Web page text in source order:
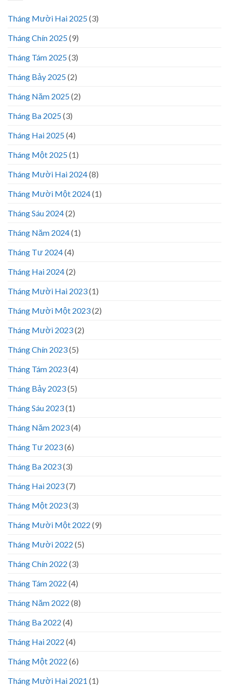
Tháng Mười Hai 2025(3)
Tháng Chín 2025(9)
Tháng Tám 2025(3)
Tháng Bảy 2025(2)
Tháng Năm 2025(2)
Tháng Ba 2025(3)
Tháng Hai 2025(4)
Tháng Một 2025(1)
Tháng Mười Hai 2024(8)
Tháng Mười Một 2024(1)
Tháng Sáu 2024(2)
Tháng Năm 2024(1)
Tháng Tư 2024(4)
Tháng Hai 2024(2)
Tháng Mười Hai 2023(1)
Tháng Mười Một 2023(2)
Tháng Mười 2023(2)
Tháng Chín 2023(5)
Tháng Tám 2023(4)
Tháng Bảy 2023(5)
Tháng Sáu 2023(1)
Tháng Năm 2023(4)
Tháng Tư 2023(6)
Tháng Ba 2023(3)
Tháng Hai 2023(7)
Tháng Một 2023(3)
Tháng Mười Một 2022 (9)
Tháng Mười 2022 (5)
Tháng Chín 2022 (3)
Tháng Tám 2022 (4)
Tháng Năm 2022 (8)
Tháng Ba 2022 (4)
Tháng Hai 2022 (4)
Tháng Một 2022 (6)
Tháng Mười Hai 2021 (1)